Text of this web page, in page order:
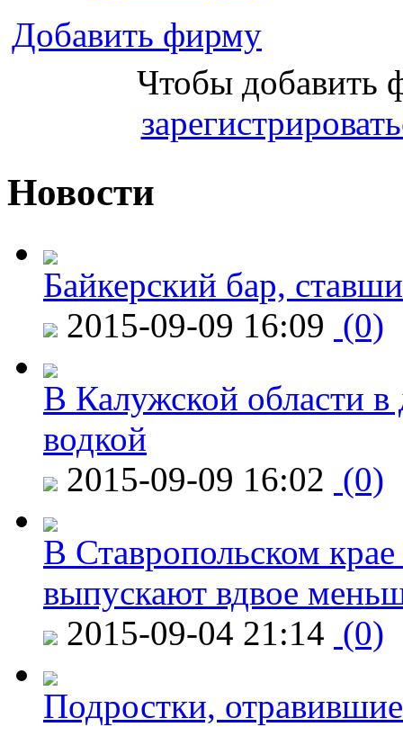
Добавить фирму
Чтобы добавить
Новости
Байкерский бар,
2015-09-09 16:09 (0)
В Калужской области в
водкой
2015-09-09 16:02 (0)
В Ставропольском
выпускают вдвое
2015-09-04 21:14 (0)
Подростки,